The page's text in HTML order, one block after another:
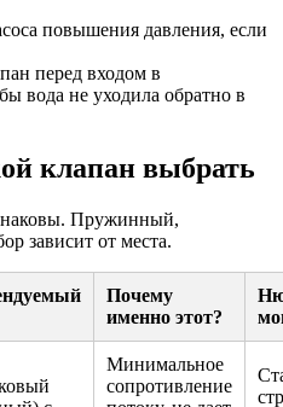
повышения давления, если
перед входом в
вода не уходила обратно в
клапан выбрать
Пружинный,
зависит от места.
Почему
именно этот?
Минимальное
сопротивление